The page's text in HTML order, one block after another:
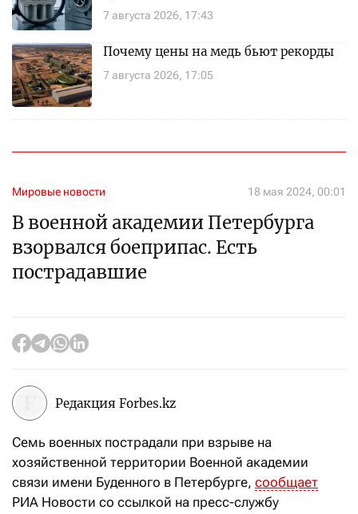
7 августа 2026, 17:43
7 августа 2026, 17:05
Почему цены на медь бьют рекорды
Мировые новости 18 мая 2024, 00:01
В военной академии Петербурга
взорвался боеприпас. Есть
пострадавшие
Редакция Forbes.kz
Семь военных пострадали при взрыве на
хозяйственной территории Военной академии
связи имени Буденного в Петербурге, сообщает
РИА Новости со ссылкой на пресс-службу